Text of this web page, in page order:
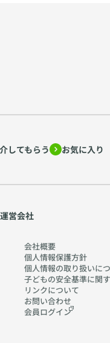
してもらう お気に入り
運営会社
会社概要
個人情報保護方針
個人情報の取り扱いに
子どもの安全基準に関
リンクについて
お問い合わせ
会員ログイン